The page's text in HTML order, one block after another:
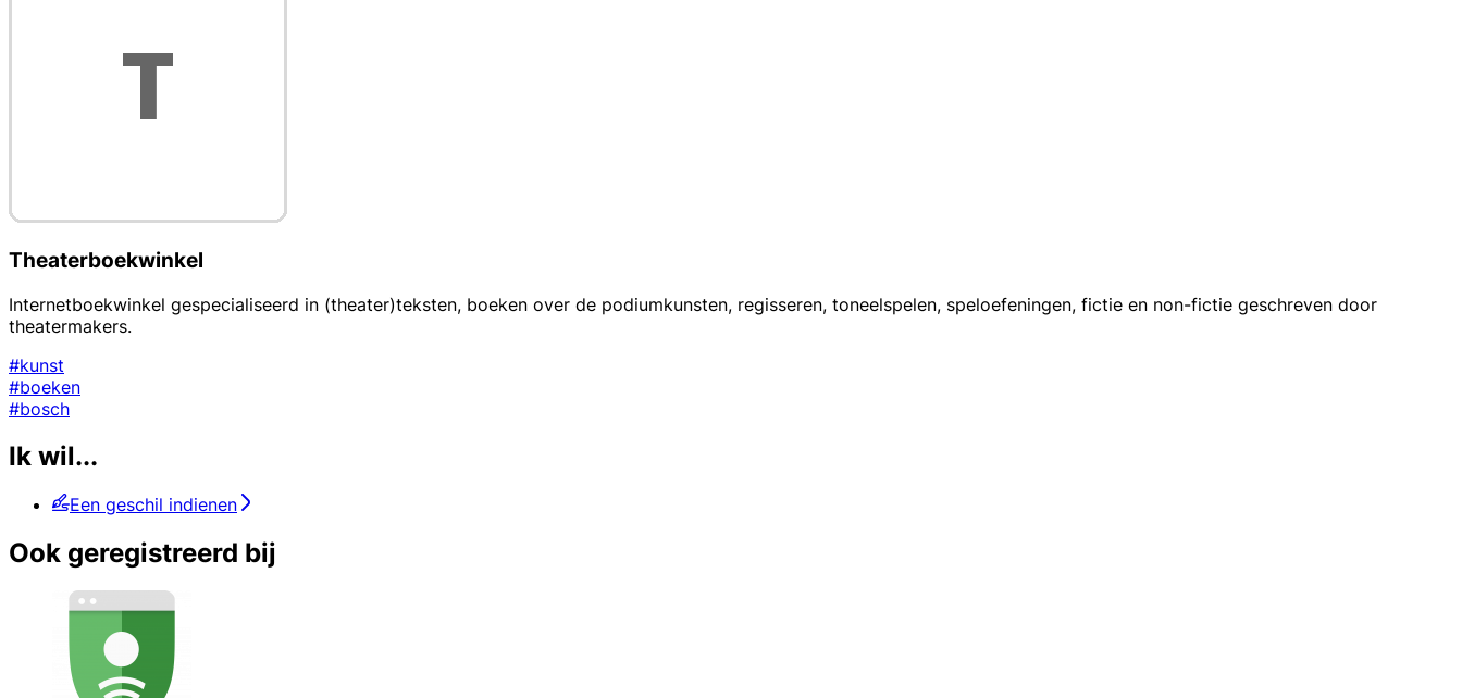
Theaterboekwinkel
Internetboekwinkel gespecialiseerd in (theater)teksten, boeken over de podiumkunsten, regisseren, toneelspelen, speloefeningen, fictie en non-fictie geschreven door
theatermakers.
#kunst
#boeken
#bosch
Ik wil...
Een geschil indienen
Ook geregistreerd bij